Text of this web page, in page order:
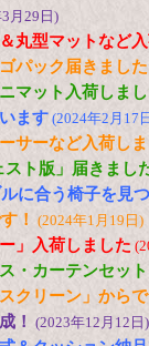
月29日)
丸型マットなど
パック届きました
マット入荷しま
ます (2024年2月17
サーなど入荷し
ト版」届きまし
に合う椅子を見
！ (2024年1月19日)
」入荷しました
・カーテンセッ
クリーン」から
！ (2023年12月12日)